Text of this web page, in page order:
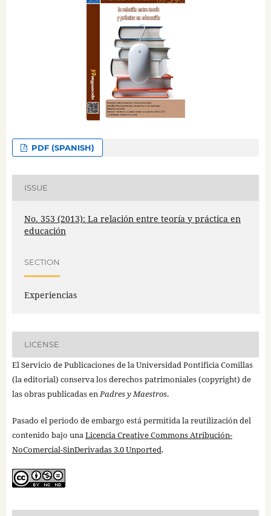
PDF (SPANISH)
ISSUE
No. 353 (2013): La relación entre teoría y práctica en
educación
SECTION
Experiencias
LICENSE
El Servicio de Publicaciones de la Universidad Pontificia Comillas
(la editorial) conserva los derechos patrimoniales (copyright) de
las obras publicadas enPadres y Maestros.
Pasado el periodo de embargo está permitida la reutilización del
contenido bajo unaLicencia Creative Commons Atribución-
NoComercial-SinDerivadas 3.0 Unported.